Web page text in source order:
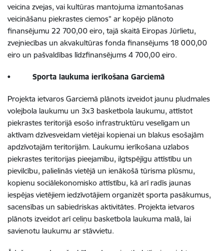
veicina zvejas, vai kultūras mantojuma izmantošanas
veicināšanu piekrastes ciemos” ar kopējo plānoto
finansējumu 22 700,00 eiro, tajā skaitā Eiropas Jūrlietu,
zvejniecības un akvakultūras fonda finansējums 18 000,00
eiro un pašvaldības līdzfinansējums 4 700,00 eiro.
• Sporta laukuma ierīkošana Garciemā
Projekta ietvaros Garciemā plānots izveidot jaunu pludmales
volejbola laukumu un 3x3 basketbola laukumu, attīstot
piekrastes teritorijā esošo infrastruktūru veselīgam un
aktīvam dzīvesveidam vietējai kopienai un blakus esošajām
apdzīvotajām teritorijām. Laukumu ierīkošana uzlabos
piekrastes teritorijas pieejamību, ilgtspējīgu attīstību un
pievilcību, palielinās vietējā un ienākošā tūrisma plūsmu,
kopienu sociālekonomisko attīstību, kā arī radīs jaunas
iespējas vietējiem iedzīvotājiem organizēt sporta pasākumus,
sacensības un sabiedriskas aktivitātes. Projekta ietvaros
plānots izveidot arī celiņu basketbola laukuma malā, lai
savienotu laukumu ar stāvvietu.